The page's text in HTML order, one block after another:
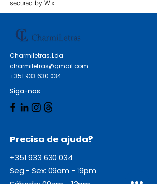
secured by Wix
Charmiletras, Lda
charmiletras@gmail.com
+351 933 630 034
Siga-nos
Precisa de ajuda?
+351 933 630 034
Seg - Sex: 09am - 19pm